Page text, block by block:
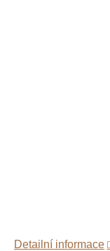
Detailní informace